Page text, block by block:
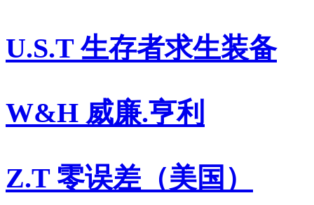
U.S.T 生存者求生装备
W&H 威廉.亨利
Z.T 零误差（美国）